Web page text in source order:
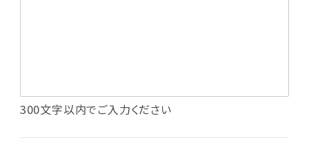
・投稿したクチコミ情報、写真の本サービスへの
・メールマガジン、お知らせ、広告等の配信
300文字以内でご入力ください